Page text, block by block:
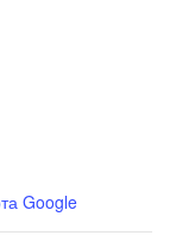
Google